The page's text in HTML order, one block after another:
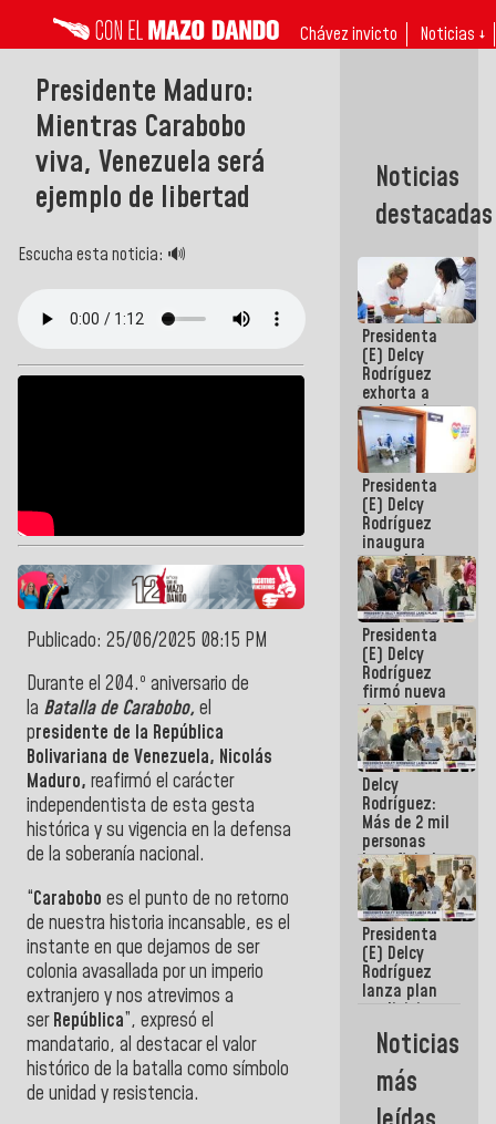
Chávez invicto Noticias ↓
Presidente Maduro:
Mientras Carabobo
viva, Venezuela será
ejemplo de libertad
Escucha esta noticia: 🔊
Publicado: 25/06/2025 08:15 PM
Durante el 204.º aniversario de
la Batalla de Carabobo, el
presidente de la República
Bolivariana de Venezuela, Nicolás
Maduro, reafirmó el carácter
independentista de esta gesta
histórica y su vigencia en la defensa
de la soberanía nacional.
“Carabobo es el punto de no retorno
de nuestra historia incansable, es el
instante en que dejamos de ser
colonia avasallada por un imperio
extranjero y nos atrevimos a
serRepública”, expresó el
mandatario, al destacar el valor
histórico de la batalla como símbolo
de unidad y resistencia.
Noticias
destacadas
Presidenta
(E) Delcy
Rodríguez
exhorta a
gobernadores
y alcaldes a
edificar
casas para
abuelos
Presidenta
(E) Delcy
Rodríguez
inaugura
casa de los
Abuelos
Primavera
en Caracas
Presidenta
(E) Delcy
Rodríguez
firmó nueva
de Ley de
Arrendamiento
aprobada
por la AN
Delcy
Rodríguez:
Más de 2 mil
personas
beneficiadas
con planes
para
atención de
emergencia
sísmica en
la última
semana
Presidenta
(E) Delcy
Rodríguez
lanza plan
crediticio
con subsidio
a Juntas de
Condominio
Noticias
más